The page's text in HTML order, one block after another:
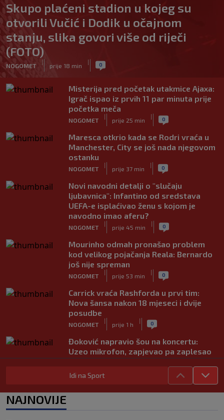
Skupo plaćeni stadion u kojeg su
otvorili Vučić i Dodik u očajnom
stanju, slika govori više od riječi
(FOTO)
NOGOMET
|
prije 18 min
| 0
Misterija pred početak utakmice Ajaxa:
Igrač ispao iz prvih 11 par minuta prije
početka meča
NOGOMET
|
prije 25 min
| 0
Maresca otkrio kada se Rodri vraća u
Manchester, City se još nada njegovom
ostanku
NOGOMET
|
prije 37 min
| 0
Novi navodni detalji o "slučaju
ljubavnica": Infantino od sredstava
UEFA-e isplaćivao ženu s kojom je
navodno imao aferu?
NOGOMET
|
prije 45 min
| 0
Mourinho odmah pronašao problem
kod velikog pojačanja Reala: Bernardo
još nije spreman
NOGOMET
|
prije 53 min
| 0
Carrick vraća Rashforda u prvi tim:
Nova šansa nakon 18 mjeseci i dvije
posudbe
NOGOMET
|
prije 1 h
| 0
Đoković napravio šou na koncertu:
Uzeo mikrofon, zapjevao pa zaplesao
na bini (VIDEO)
TENIS prije 1 h
Idi na Sport
NAJNOVIJE